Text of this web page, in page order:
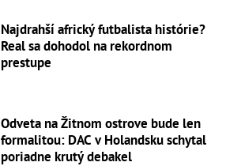
Najdrahší africký futbalista histórie?
Real sa dohodol na rekordnom
prestupe
Odveta na Žitnom ostrove bude len
formalitou: DAC v Holandsku schytal
poriadne krutý debakel